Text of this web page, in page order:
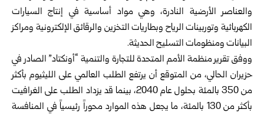
والعناصر ‏الأرضية النادرة، وهي مواد أساسية في إنتاج السيارات
الكهربائية وتوربينات ‏الرياح وبطاريات التخزين والرقائق الإلكترونية ومراكز
البيانات ومنظومات ‏التسليح الحديثة.‏
ووفق تقرير منظمة الأمم المتحدة للتجارة والتنمية “أونكتاد” الصادر في
حزيران ‏الحالي، من المتوقع أن يرتفع الطلب العالمي على الليثيوم بأكثر
من 350 بالمئة ‏بحلول عام 2040، بينما قد يزداد الطلب على الغرافيت
بأكثر من 130 بالمئة، ما ‏يجعل هذه الموارد محوراً رئيسياً في المنافسة